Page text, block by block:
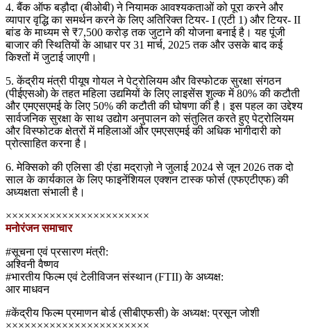
4. बैंक ऑफ बड़ौदा (बीओबी) ने नियामक आवश्यकताओं को पूरा करने और
व्यापार वृद्धि का समर्थन करने के लिए अतिरिक्त टियर- I (एटी 1) और टियर- II
बांड के माध्यम से ₹7,500 करोड़ तक जुटाने की योजना बनाई है। यह पूंजी
बाजार की स्थितियों के आधार पर 31 मार्च, 2025 तक और उसके बाद कई
किश्तों में जुटाई जाएगी।
5. केंद्रीय मंत्री पीयूष गोयल ने पेट्रोलियम और विस्फोटक सुरक्षा संगठन
(पीईएसओ) के तहत महिला उद्यमियों के लिए लाइसेंस शुल्क में 80% की कटौती
और एमएसएमई के लिए 50% की कटौती की घोषणा की है। इस पहल का उद्देश्य
सार्वजनिक सुरक्षा के साथ उद्योग अनुपालन को संतुलित करते हुए पेट्रोलियम
और विस्फोटक क्षेत्रों में महिलाओं और एमएसएमई की अधिक भागीदारी को
प्रोत्साहित करना है।
6. मेक्सिको की एलिसा डी एंडा मद्राज़ो ने जुलाई 2024 से जून 2026 तक दो
साल के कार्यकाल के लिए फाइनेंशियल एक्शन टास्क फोर्स (एफएटीएफ) की
अध्यक्षता संभाली है।
×××××××××××××××××××××××
मनोरंजन समाचार
#सूचना एवं प्रसारण मंत्री:
अश्विनी वैष्णव
#भारतीय फिल्म एवं टेलीविजन संस्थान (FTII) के अध्यक्ष:
आर माधवन
#केंद्रीय फिल्म प्रमाणन बोर्ड (सीबीएफसी) के अध्यक्ष: प्रसून जोशी
×××××××××××××××××××××××